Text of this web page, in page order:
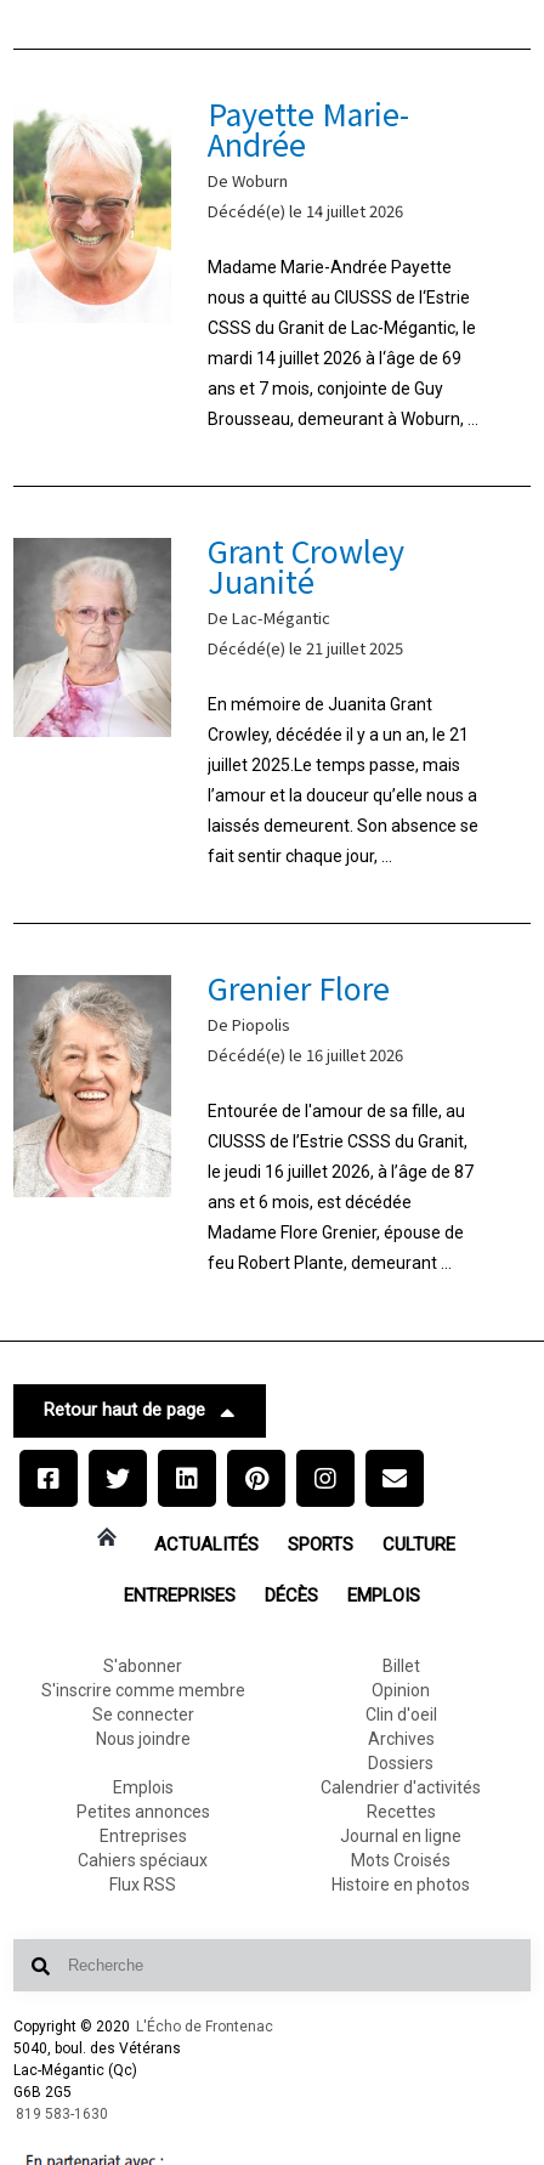
Payette Marie-
Andrée
De Woburn
Décédé(e) le 14 juillet 2026
Madame Marie-Andrée Payette
nous a quitté au CIUSSS de l‘Estrie
CSSS du Granit de Lac-Mégantic, le
mardi 14 juillet 2026 à l‘âge de 69
ans et 7 mois, conjointe de Guy
Brousseau, demeurant à Woburn, ...
Grant Crowley
Juanité
De Lac-Mégantic
Décédé(e) le 21 juillet 2025
En mémoire de Juanita Grant
Crowley, décédée il y a un an, le 21
juillet 2025.Le temps passe, mais
l’amour et la douceur qu’elle nous a
laissés demeurent. Son absence se
fait sentir chaque jour, ...
Grenier Flore
De Piopolis
Décédé(e) le 16 juillet 2026
Entourée de l'amour de sa fille, au
CIUSSS de l’Estrie CSSS du Granit,
le jeudi 16 juillet 2026, à l’âge de 87
ans et 6 mois, est décédée
Madame Flore Grenier, épouse de
feu Robert Plante, demeurant ...
Retour haut de page
ACTUALITÉS SPORTS CULTURE
ENTREPRISES DÉCÈS EMPLOIS
S'abonner
S'inscrire comme membre
Se connecter
Nous joindre
Billet
Opinion
Clin d'oeil
Archives
Dossiers
Emplois
Petites annonces
Entreprises
Cahiers spéciaux
Flux RSS
Calendrier d'activités
Recettes
Journal en ligne
Mots Croisés
Histoire en photos
Copyright © 2020 L'Écho de Frontenac
5040, boul. des Vétérans
Lac-Mégantic (Qc)
G6B 2G5
819 583-1630